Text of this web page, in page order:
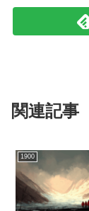
関連記事
1900